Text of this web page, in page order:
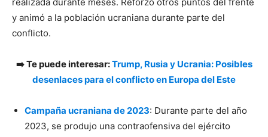
y animó a la población ucraniana durante parte del
conflicto.
➡️ Te puede interesar:Trump, Rusia y Ucrania: Posibles
desenlaces para el conflicto en Europa del Este
Campaña ucraniana de 2023: Durante parte del año
2023, se produjo una contraofensiva del ejército